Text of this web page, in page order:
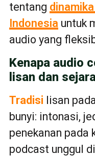
tentang
Indonesia untuk
audio yang
Kenapa audio
lisan dan
Tradisi lisan
bunyi: intonasi,
penekanan
podcast unggul